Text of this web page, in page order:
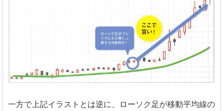
一方で上記イラストとは逆に、ローソク足が移動平均線の